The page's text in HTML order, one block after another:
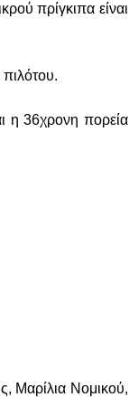
πρίγκιπα είναι
η 36χρονη πορεία
Μαρίλια Νομικού,